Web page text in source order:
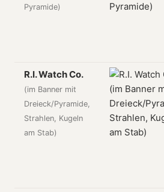
Pyramide)
R.I. Watch Co.
(im Banner mit
Dreieck/Pyramide,
Strahlen, Kugeln
am Stab)